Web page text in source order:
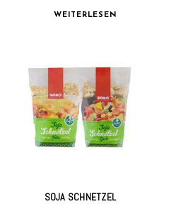
WEITERLESEN
SOJA SCHNETZEL